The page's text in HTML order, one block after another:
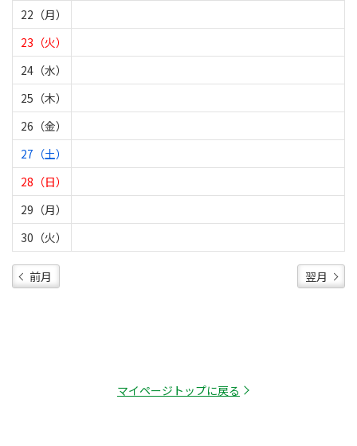
22（月）
23（火）
24（水）
25（木）
26（金）
27（土）
28（日）
29（月）
30（火）
前月 翌月
マイページトップに戻る